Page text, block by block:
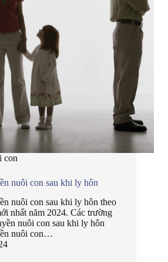
con
nuôi con sau khi ly hôn
nuôi con sau khi ly hôn theo
nhất năm 2024. Các trường
nuôi con sau khi ly hôn
nuôi con…